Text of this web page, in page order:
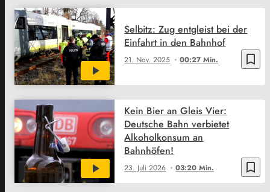
bookmark_border
21. Nov. 2025 00:27 Min.
Selbitz: Zug entgleist bei der
Einfahrt in den Bahnhof
bookmark_border
23. Juli 2026 03:20 Min.
Kein Bier an Gleis Vier:
Deutsche Bahn verbietet
Alkoholkonsum an
Bahnhöfen!